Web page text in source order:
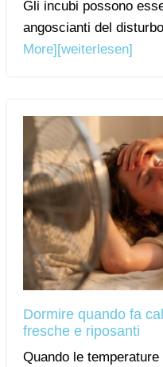
Gli incubi possono
angoscianti del
More][weiterlesen]
Dormire quando fa
fresche e riposanti
Quando le